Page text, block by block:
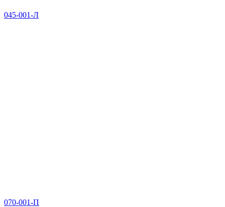
045-001-Л
070-001-П